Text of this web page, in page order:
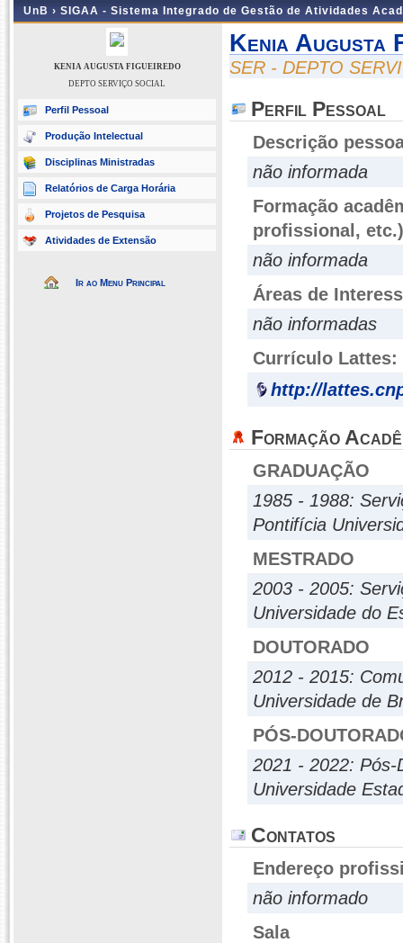
UnB › SIGAA - Sistema Integrado de Gestão de Atividades
KENIA AUGUSTA FIGUEIREDO
DEPTO SERVIÇO SOCIAL
Perfil Pessoal
Produção Intelectual
Disciplinas Ministradas
Relatórios de Carga Horária
Projetos de Pesquisa
Atividades de Extensão
Ir ao Menu Principal
Kenia Augusta
SER - DEPTO
Perfil Pessoal
Descrição
não informada
Formação
profissional, etc.)
não informada
Áreas de
não informadas
Currículo Lattes:
http://
Formação
GRADUAÇÃO
1985 - 1988:
Pontifícia
MESTRADO
2003 - 2005:
Universidade do
DOUTORADO
2012 - 2015:
Universidade de
PÓS-
2021 - 2022: Pós-
Universidade
Contatos
Endereço
não informado
Sala